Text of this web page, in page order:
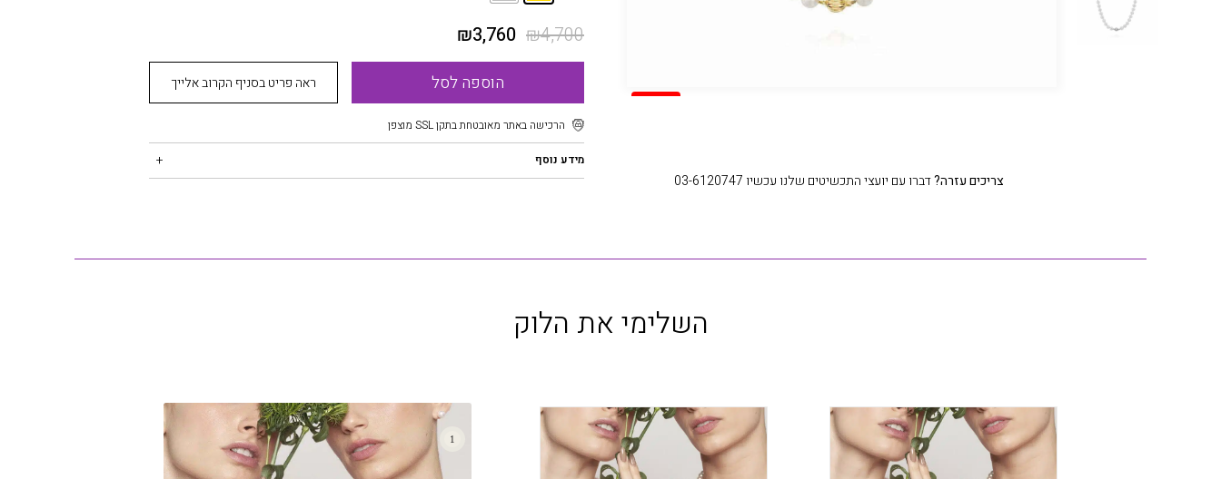
SALE
צריכים עזרה?דברו עם יועצי התכשיטים שלנו עכשיו 03-6120747
₪4,700
₪3,760
הוספה לסל ראה פריט בסניף הקרוב אלייך
הרכישה באתר מאובטחת בתקן SSL מוצפן
מידע נוסף
השלימי את הלוק